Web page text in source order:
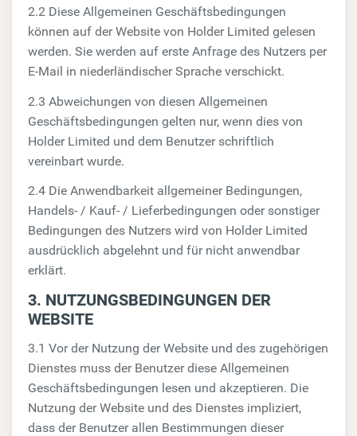
2.2 Diese Allgemeinen Geschäftsbedingungen
können auf der Website von Holder Limited gelesen
werden. Sie werden auf erste Anfrage des Nutzers per
E-Mail in niederländischer Sprache verschickt.
2.3 Abweichungen von diesen Allgemeinen
Geschäftsbedingungen gelten nur, wenn dies von
Holder Limited und dem Benutzer schriftlich
vereinbart wurde.
2.4 Die Anwendbarkeit allgemeiner Bedingungen,
Handels- / Kauf- / Lieferbedingungen oder sonstiger
Bedingungen des Nutzers wird von Holder Limited
ausdrücklich abgelehnt und für nicht anwendbar
erklärt.
3. NUTZUNGSBEDINGUNGEN DER
WEBSITE
3.1 Vor der Nutzung der Website und des zugehörigen
Dienstes muss der Benutzer diese Allgemeinen
Geschäftsbedingungen lesen und akzeptieren. Die
Nutzung der Website und des Dienstes impliziert,
dass der Benutzer allen Bestimmungen dieser